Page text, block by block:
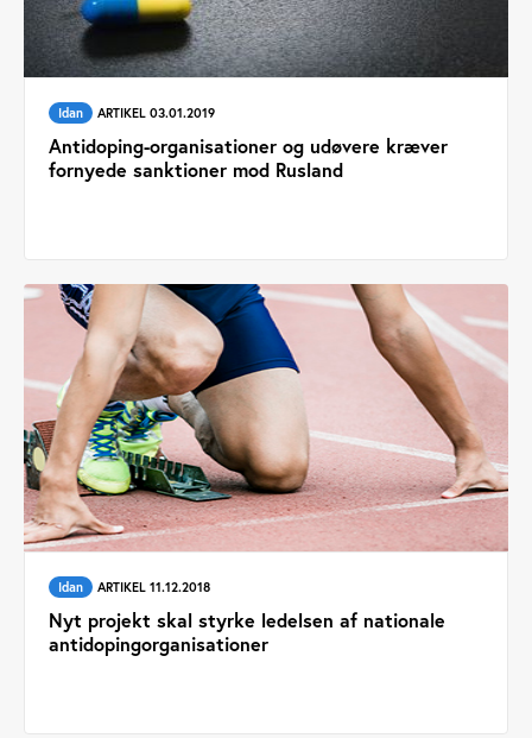
Idan ARTIKEL 03.01.2019
Antidoping-organisationer og udøvere kræver
fornyede sanktioner mod Rusland
Idan ARTIKEL 11.12.2018
Nyt projekt skal styrke ledelsen af nationale
antidopingorganisationer